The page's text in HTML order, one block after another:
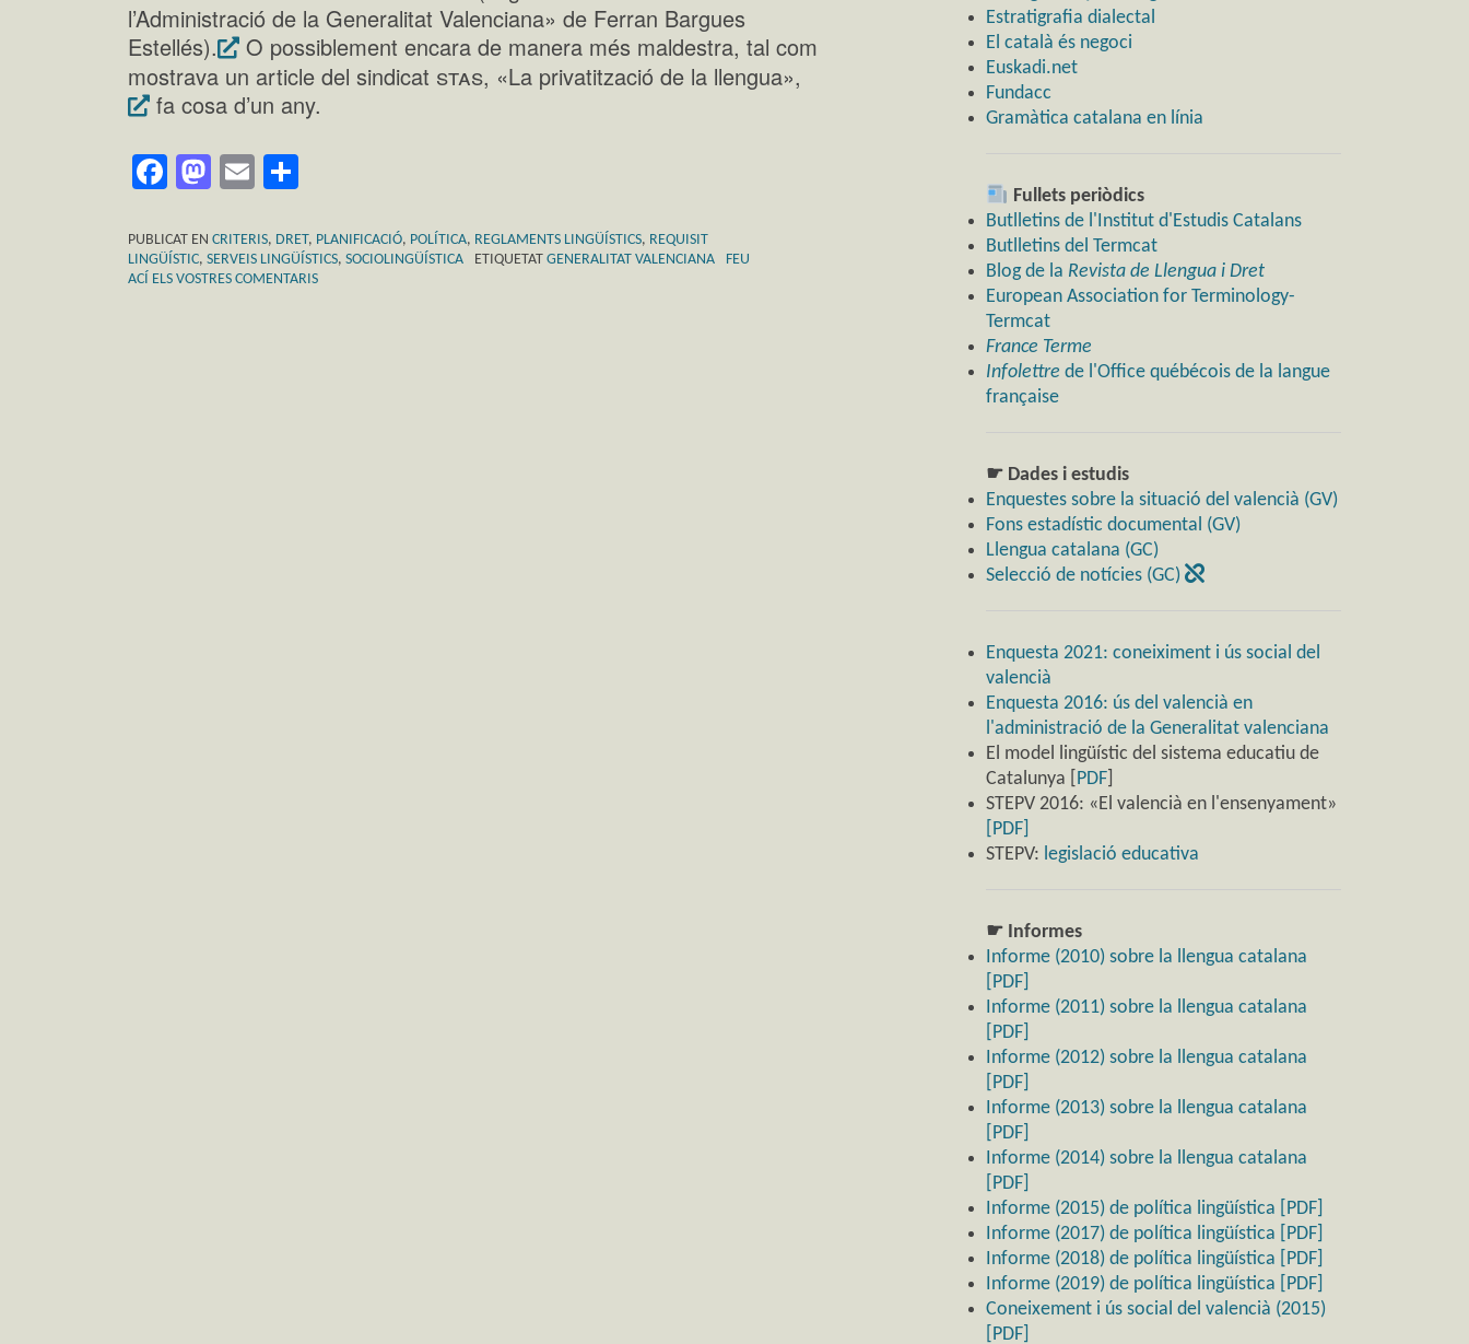
l’Administració de la Generalitat Valenciana» de Ferran Bargues
Estellés).
O possiblement encara de manera més maldestra, tal com
mostrava un article del sindicat stas, «La privatització de la llengua»,
fa cosa d’un any.
Facebook
Mastodon
Email
PUBLICAT EN CRITERIS, DRET, PLANIFICACIÓ, POLÍTICA, REGLAMENTS LINGÜÍSTICS, REQUISIT
LINGÜÍSTIC, SERVEIS LINGÜÍSTICS, SOCIOLINGÜÍSTICA ETIQUETAT GENERALITAT VALENCIANA
FEU
ACÍ ELS VOSTRES COMENTARIS
Estratigrafia dialectal
El català és negoci
Euskadi.net
Fundacc
Gramàtica catalana en línia
Fullets periòdics
Butlletins de l'Institut d'Estudis Catalans
Butlletins del Termcat
Blog de la Revista de Llengua i Dret
European Association for Terminology-
Termcat
France Terme
Infolettre de l'Office québécois de la langue
française
☛ Dades i estudis
Enquestes sobre la situació del valencià (GV)
Fons estadístic documental (GV)
Llengua catalana (GC)
Selecció de notícies (GC)
Enquesta 2021: coneiximent i ús social del
valencià
Enquesta 2016: ús del valencià en
l'administració de la Generalitat valenciana
El model lingüístic del sistema educatiu de
Catalunya [
PDF
STEPV 2016: «El valencià en l'ensenyament»
[PDF]
STEPV: legislació educativa
☛ Informes
Informe (2010) sobre la llengua catalana
[PDF]
Informe (2011) sobre la llengua catalana
[PDF]
Informe (2012) sobre la llengua catalana
[PDF]
Informe (2013) sobre la llengua catalana
[PDF]
Informe (2014) sobre la llengua catalana
[PDF]
Informe (2015) de política lingüística [PDF]
Informe (2017) de política lingüística [PDF]
Informe (2018) de política lingüística [PDF]
Informe (2019) de política lingüística [PDF]
Coneixement i ús social del valencià (2015)
[PDF]